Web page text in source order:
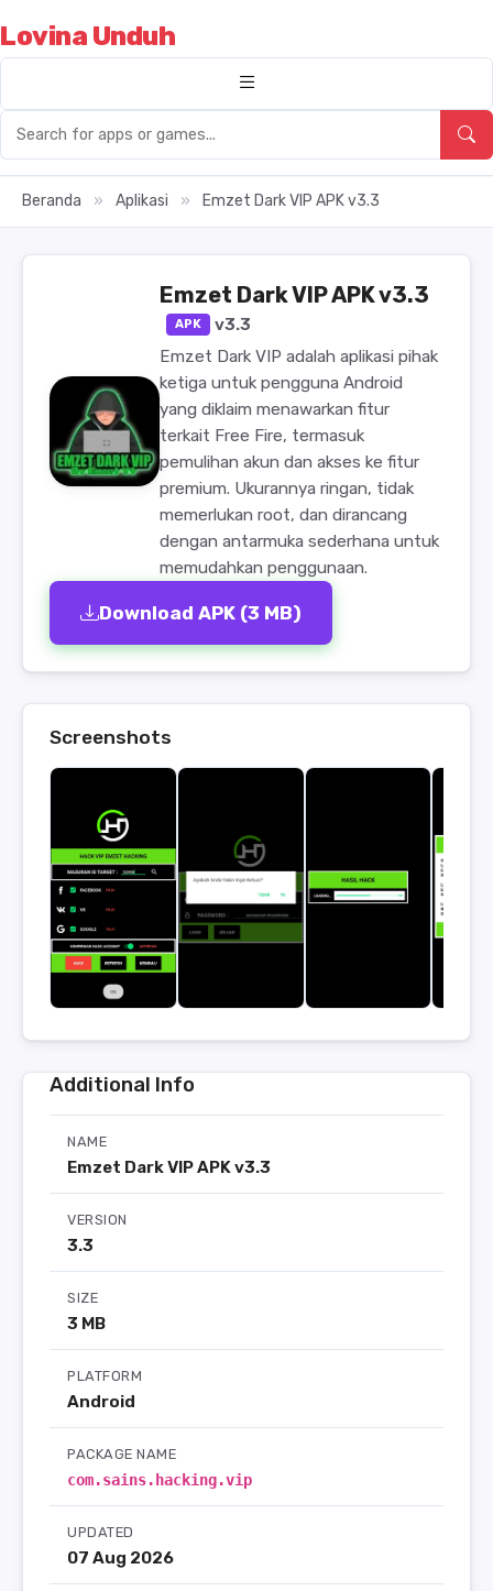
Lovina Unduh
Beranda » Aplikasi » Emzet Dark VIP APK v3.3
Emzet Dark VIP APK v3.3
APK
v3.3
Emzet Dark VIP adalah aplikasi pihak
ketiga untuk pengguna Android
yang diklaim menawarkan fitur
terkait Free Fire, termasuk
pemulihan akun dan akses ke fitur
premium. Ukurannya ringan, tidak
memerlukan root, dan dirancang
dengan antarmuka sederhana untuk
memudahkan penggunaan.
Download APK (3 MB)
Screenshots
Additional Info
NAME
Emzet Dark VIP APK v3.3
VERSION
3.3
SIZE
3 MB
PLATFORM
Android
PACKAGE NAME
com.sains.hacking.vip
UPDATED
07 Aug 2026